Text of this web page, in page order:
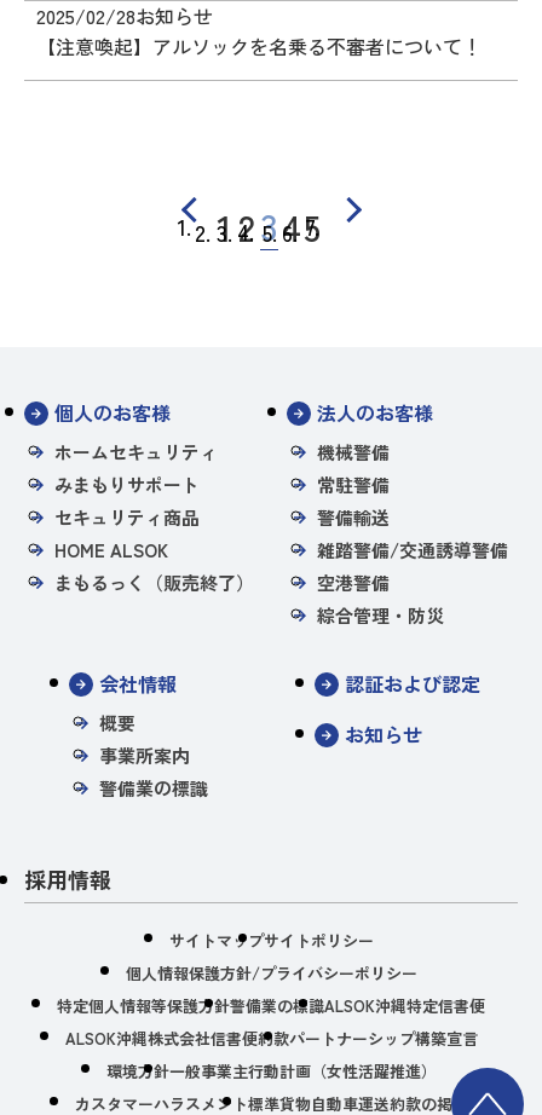
2025/02/28お知らせ
【注意喚起】アルソックを名乗る不審者について！
12345
個人のお客様
ホームセキュリティ
みまもりサポート
セキュリティ商品
HOME ALSOK
まもるっく（販売終了）
法人のお客様
機械警備
常駐警備
警備輸送
雑踏警備/交通誘導警備
空港警備
綜合管理・防災
会社情報
概要
事業所案内
警備業の標識
認証および認定
お知らせ
採用情報
サイトマップサイトポリシー
個人情報保護方針/プライバシーポリシー
特定個人情報等保護方針警備業の標識ALSOK沖縄特定信書便
ALSOK沖縄株式会社信書便約款パートナーシップ構築宣言
環境方針一般事業主行動計画（女性活躍推進）
カスタマーハラスメント標準貨物自動車運送約款の掲示